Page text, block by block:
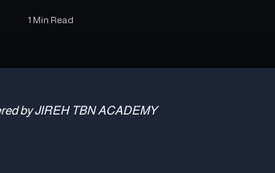
1 Min Read
by JIREH TBN ACADEMY